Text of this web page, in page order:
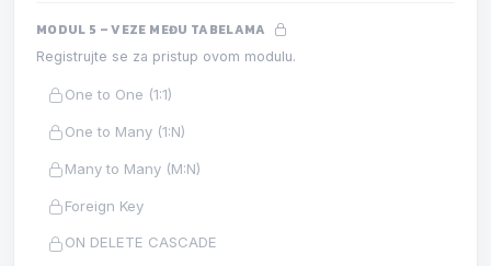
MODUL 5 – VEZE MEĐU TABELAMA
Registrujte se za pristup ovom modulu.
One to One (1:1)
One to Many (1:N)
Many to Many (M:N)
Foreign Key
ON DELETE CASCADE